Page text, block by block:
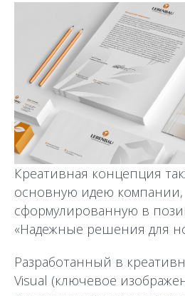
Креативная концепция
основную идею компании,
сформулированную в
«Надежные решения для
Разработанный в
Visual (ключевое